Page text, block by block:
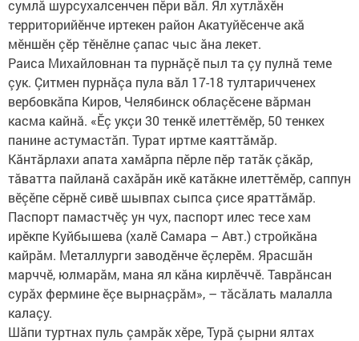
сумлă шурсухалсенчен пӗри вăл. Ял хутлăхӗн
территорийӗнче иртекен район Акатуйӗсенче акă
мӗншӗн çӗр тӗнӗлне çапас чыс ăна лекет.
Раиса Михайловнан та пурнăçӗ пыл та çу пулнă теме
çук. Çитмен пурнăçа пула вăл 17-18 тултаричченех
вербовкăпа Киров, Челябинск облаçӗсене вăрман
касма кайнă. «Ӗç укçи 30 тенкӗ илеттӗмӗр, 50 тенкех
панине астумастăп. Турат иртме каяттăмăр.
Кăнтăрлахи апата хамăрпа пӗрле пӗр татăк çăкăр,
тăватта пайланă сахăрăн икӗ катăкне илеттӗмӗр, саппун
вӗçӗпе сӗрнӗ сивӗ шывпах сыпса çисе яраттăмăр.
Паспорт памастчӗç ун чух, паспорт илес тесе хам
ирӗкпе Куйбышева (халӗ Самара – Авт.) стройкăна
кайрăм. Металлурги заводӗнче ӗçлерӗм. Ярасшăн
марччӗ, юлмарăм, мана ял кăна кирлӗччӗ. Таврăнсан
сурăх фермине ӗçе вырнаçрăм», – тăсăлать малалла
калаçу.
Шăпи туртнах пуль çамрăк хӗре, Турă çырни ялтах